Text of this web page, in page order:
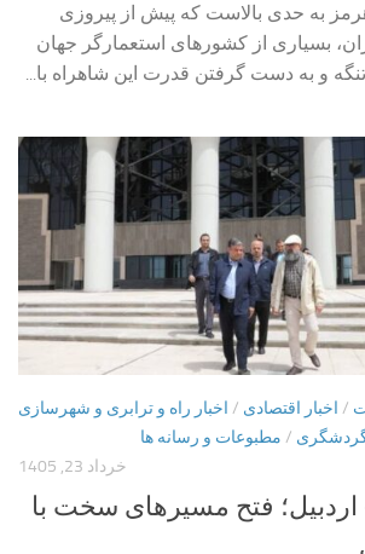
به حدی بالاست که پیش از پیروزی
بسیاری از کشورهای استعمارگر جهان
و به دست گرفتن قدرت این شاهراه با...
/ اخبار اقتصادی / اخبار راه و ترابری و شهرسازی
گردشگری / مطبوعات و رسانه ها
خرداد 23, 1405
اردبیل؛ فتح مسیرهای سخت با